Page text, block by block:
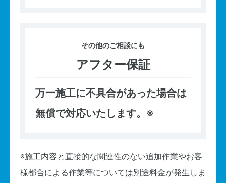
その他のご相談にも
アフター保証
万一施工に不具合があった場合は
無償で対応いたします。※
※施工内容と直接的な関連性のない追加作業やお客
様都合による作業等については別途料金が発生しま